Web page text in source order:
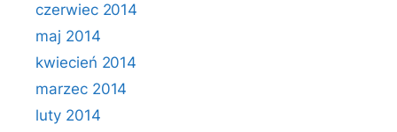
czerwiec 2014
maj 2014
kwiecień 2014
marzec 2014
luty 2014